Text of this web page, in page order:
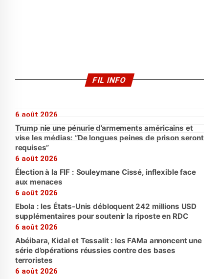
FIL INFO
6 août 2026
Trump nie une pénurie d’armements américains et
vise les médias: “De longues peines de prison seront
requises”
6 août 2026
Élection à la FIF : Souleymane Cissé, inflexible face
aux menaces
6 août 2026
Ebola : les États-Unis débloquent 242 millions USD
supplémentaires pour soutenir la riposte en RDC
6 août 2026
Abéibara, Kidal et Tessalit : les FAMa annoncent une
série d’opérations réussies contre des bases
terroristes
6 août 2026